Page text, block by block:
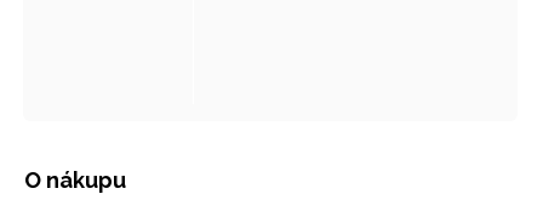
O nákupu